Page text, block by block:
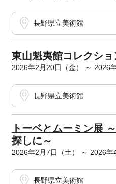
長野県立美術館
東山魁夷館コレクシ
2026年2月20日（金） ～ 2026
長野県立美術館
トーベとムーミン展
探しに～
2026年2月7日（土） ～ 2026年
長野県立美術館